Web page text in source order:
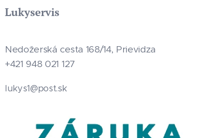
Lukyservis
Nedožerská cesta 168/14, Prievidza
+421 948 021 127
lukys1@post.sk